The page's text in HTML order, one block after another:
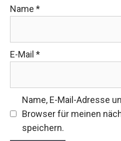
Name *
E-Mail *
Name, E-Mail-Adresse
Browser für meinen
speichern.